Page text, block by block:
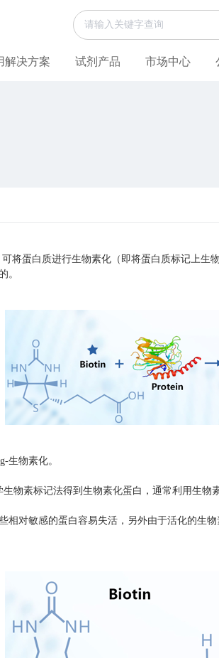
解决方案 试剂产品 市场中心
将蛋白质进行生物素化（即将蛋白质标记上
。
生物素化。
生物素标记法得到生物素化蛋白，通常利用生
相对敏感的蛋白容易失活，另外由于活化的生